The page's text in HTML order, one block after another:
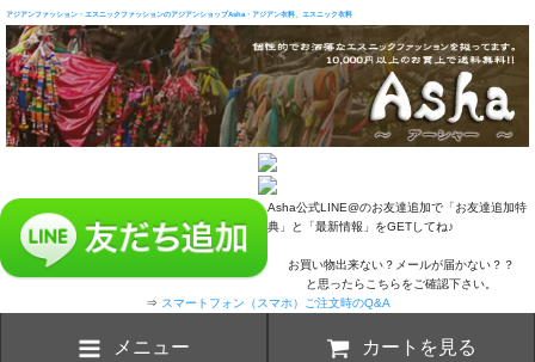
アジアンファッション・エスニックファッションのアジアンショップAsha・アジアン衣料、エスニック衣料
Asha公式LINE@のお友達追加で「お友達追加特
典」と「最新情報」をGETしてね♪
お買い物出来ない？メールが届かない？？
と思ったらこちらをご確認下さい。
⇒ スマートフォン（スマホ）ご注文時のQ&A
メニュー カートを見る